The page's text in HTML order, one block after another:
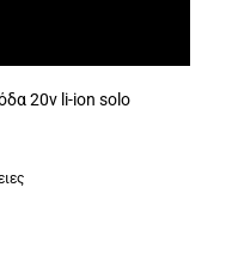
20v li-ion solo